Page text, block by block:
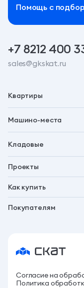
Помощь c
+7 8212 400
sales@gkskat.ru
Квартиры
Машино-места
Кладовые
Проекты
Бьярма
Как купить
За свои
Покупателям
Контакты
Программа
Согласие на
Политика